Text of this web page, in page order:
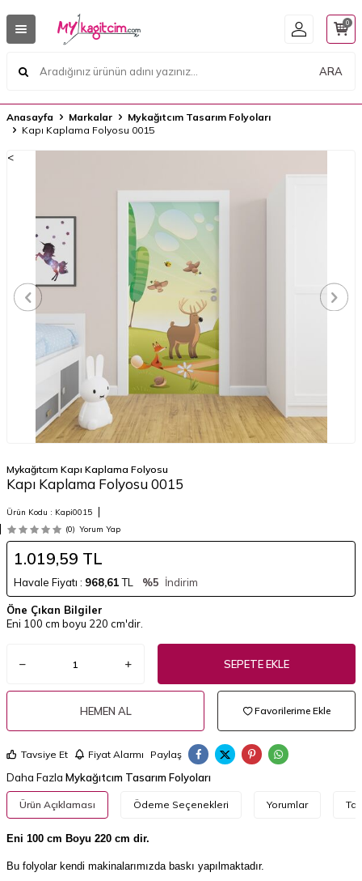
ARA
0
Anasayfa Markalar
Mykağıtcım Tasarım Folyoları
Kapı Kaplama Folyosu 0015
<
Mykağıtcım Kapı Kaplama Folyosu
Kapı Kaplama Folyosu 0015
Ürün Kodu : Kapi0015
(0) Yorum Yap
1.019,59 TL
Havale Fiyatı : 968,61TL %5 İndirim
Öne Çıkan Bilgiler
Eni 100 cm boyu 220 cm'dir.
SEPETE EKLE
HEMEN AL Favorilerime Ekle
Tavsiye Et Fiyat Alarmı Paylaş
Daha Fazla Mykağıtcım Tasarım Folyoları
Ürün Açıklaması Ödeme Seçenekleri Yorumlar
Eni 100 cm Boyu 220 cm dir.
Bu folyolar kendi makinalarımızda baskı yapılmaktadır.